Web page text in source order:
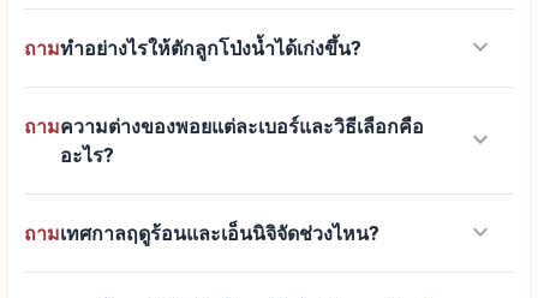
ถามทำอย่างไรให้ตักลูกโป่งน้ำได้เก่งขึ้น? keyboard_arrow_down
ถามความต่างของพอยแต่ละเบอร์และวิธีเลือกคือ
อะไร?
keyboard_arrow_down
ถามเทศกาลฤดูร้อนและเอ็นนิจิจัดช่วงไหน? keyboard_arrow_down